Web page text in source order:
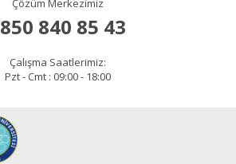
Çözüm Merkezimiz
840 85 43
Çalışma Saatlerimiz:
Pzt - Cmt : 09:00 - 18:00